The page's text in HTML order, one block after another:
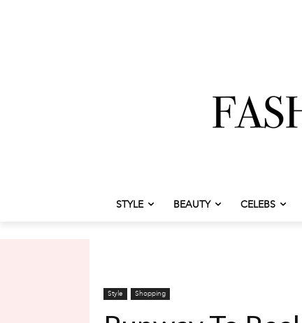
STYLE BEAUTY CELEBS
Style Shopping